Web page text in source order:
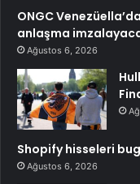
ONGC
anlaşma
Ağustos 6, 2026
Shopify hisseleri
Ağustos 6, 2026